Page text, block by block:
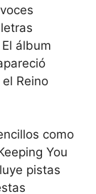
álbum
Reino
como
You
pistas